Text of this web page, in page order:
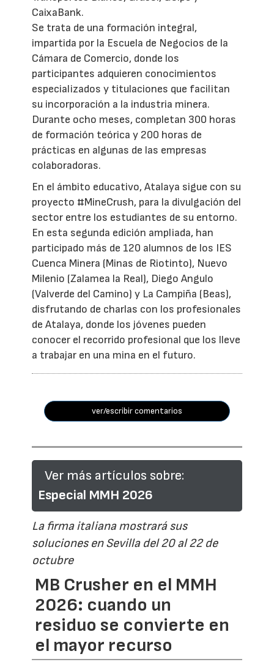
CaixaBank.
Se trata de una formación integral,
impartida por la Escuela de Negocios de la
Cámara de Comercio, donde los
participantes adquieren conocimientos
especializados y titulaciones que facilitan
su incorporación a la industria minera.
Durante ocho meses, completan 300 horas
de formación teórica y 200 horas de
prácticas en algunas de las empresas
colaboradoras.
En el ámbito educativo, Atalaya sigue con su
proyecto #MineCrush, para la divulgación del
sector entre los estudiantes de su entorno.
En esta segunda edición ampliada, han
participado más de 120 alumnos de los IES
Cuenca Minera (Minas de Riotinto), Nuevo
Milenio (Zalamea la Real), Diego Angulo
(Valverde del Camino) y La Campiña (Beas),
disfrutando de charlas con los profesionales
de Atalaya, donde los jóvenes pueden
conocer el recorrido profesional que los lleve
a trabajar en una mina en el futuro.
ver/escribir comentarios
Ver más artículos sobre:
Especial MMH 2026
La firma italiana mostrará sus
soluciones en Sevilla del 20 al 22 de
octubre
MB Crusher en el MMH
2026: cuando un
residuo se convierte en
el mayor recurso